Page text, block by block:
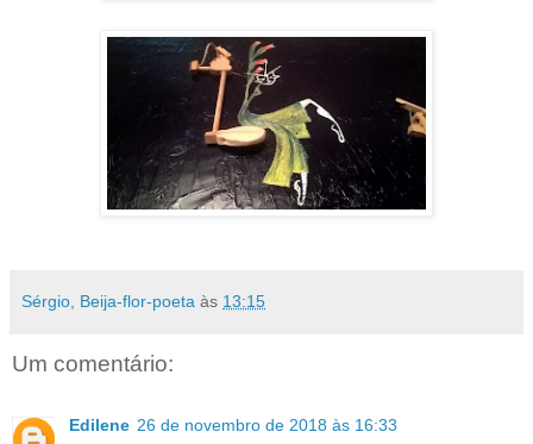
Sérgio, Beija-flor-poeta às 13:15
Um comentário:
Edilene 26 de novembro de 2018 às 16:33